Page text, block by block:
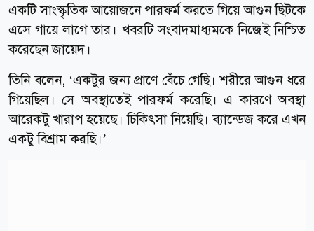
একটি সাংস্কৃতিক আয়োজনে পারফর্ম করতে গিয়ে আগুন ছিটকে
এসে গায়ে লাগে তার। খবরটি সংবাদমাধ্যমকে নিজেই নিশ্চিত
করেছেন জায়েদ।
তিনি বলেন, ‘একটুর জন্য প্রাণে বেঁচে গেছি। শরীরে আগুন ধরে
গিয়েছিল। সে অবস্থাতেই পারফর্ম করেছি। এ কারণে অবস্থা
আরেকটু খারাপ হয়েছে। চিকিৎসা নিয়েছি। ব্যান্ডেজ করে এখন
একটু বিশ্রাম করছি।’